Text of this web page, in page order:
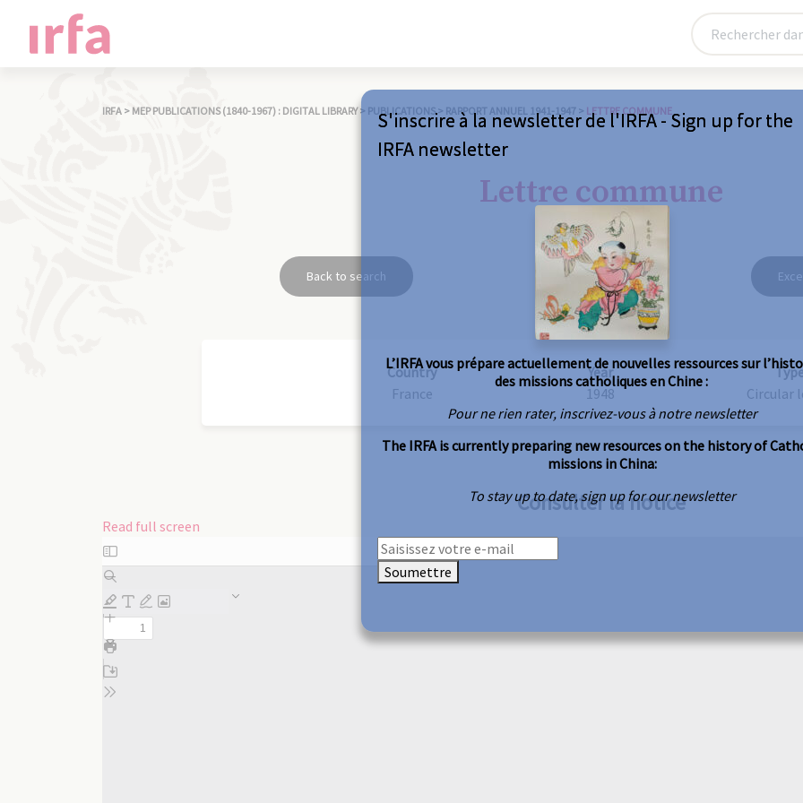
IRFA > MEP PUBLICATIONS (1840-1967) : DIGITAL LIBRARY > PUBLICATIONS > RAPPORT ANNUEL 1941-1947 > LETTRE COMMUNE
Lettre commune
Back to search
Country
France
Year
1948
Circular
Consulter la notice
Read full screen
Skip
to
PDF
content
S'inscrire à la newsletter de l'IRFA - Sign up for the
IRFA newsletter
L’IRFA vous prépare actuellement de nouvelles ressources sur
des missions catholiques en Chine :
Pour ne rien rater, inscrivez-vous à notre newsletter
The IRFA is currently preparing new resources on the history of
missions in China:
To stay up to date, sign up for our newsletter
Soumettre